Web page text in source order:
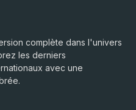
complète dans l'univers
les derniers
avec une